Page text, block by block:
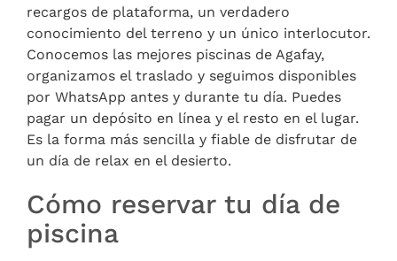
recargos de plataforma, un verdadero
conocimiento del terreno y un único interlocutor.
Conocemos las mejores piscinas de Agafay,
organizamos el traslado y seguimos disponibles
por WhatsApp antes y durante tu día. Puedes
pagar un depósito en línea y el resto en el lugar.
Es la forma más sencilla y fiable de disfrutar de
un día de relax en el desierto.
Cómo reservar tu día de
piscina